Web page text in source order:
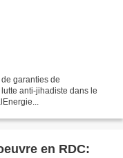
garanties de
anti-jihadiste dans le
en RDC: